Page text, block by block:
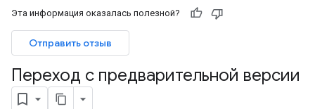
Эта информация оказалась полезной?
Отправить отзыв
Переход с предварительной версии